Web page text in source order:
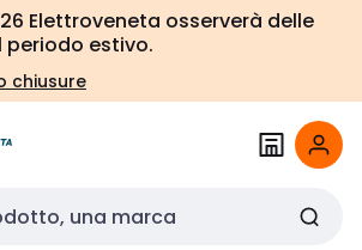
Elettroveneta osserverà delle
periodo estivo.
chiusure